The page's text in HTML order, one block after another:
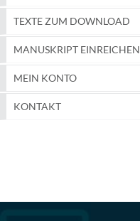
TEXTE ZUM DOWNLOAD
MANUSKRIPT EINREICHEN
MEIN KONTO
KONTAKT